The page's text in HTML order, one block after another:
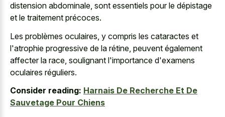
distension abdominale, sont essentiels pour le dépistage
et le traitement précoces.
Les problèmes oculaires, y compris les cataractes et
l'atrophie progressive de la rétine, peuvent également
affecter la race, soulignant l'importance d'examens
oculaires réguliers.
Consider reading: Harnais De Recherche Et De
Sauvetage Pour Chiens